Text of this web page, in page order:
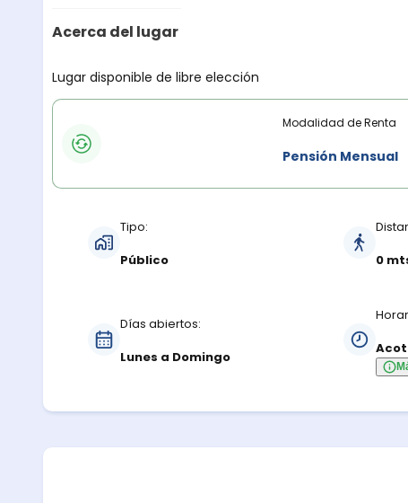
Acerca del lugar
Descripción del lugar
Lugar disponible de libre elección
Modalidades de renta
Modalidad de Renta
Pensión Mensual
Tipo:
Público
0
Días abiertos:
Lunes a Domingo